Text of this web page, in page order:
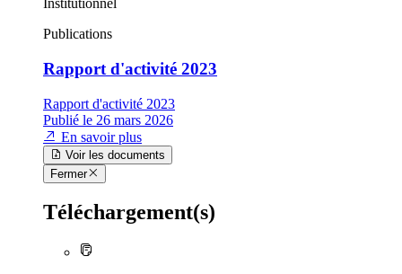
Institutionnel
Publications
Rapport d'activité 2023
Rapport d'activité 2023
Publié le 26 mars 2026
En savoir plus
Voir les documents
Fermer
Téléchargement(s)